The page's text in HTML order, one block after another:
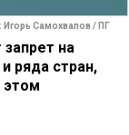
Игорь Самохвалов / ПГ
на
ряда стран,
этом